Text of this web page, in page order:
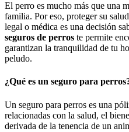
El perro es mucho más que una
familia. Por eso, proteger su
legal o médica es una decisión
seguros de perros te permite
garantizan la tranquilidad de tu
peludo.
¿Qué es un seguro para
Un seguro para perros es una
relacionadas con la salud, el
derivada de la tenencia de un